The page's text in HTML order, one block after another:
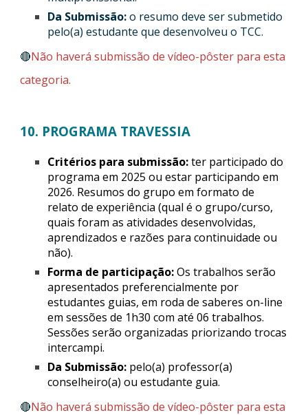
Da Submissão:o resumo deve ser submetido
pelo(a) estudante que desenvolveu o TCC.
🔴Não haverá submissão de vídeo-pôster para esta
categoria.
10. PROGRAMA TRAVESSIA
Critérios para submissão:ter participado do
programa em 2025 ou estar participando em
2026. Resumos do grupo em formato de
relato de experiência (qual é o grupo/curso,
quais foram as atividades desenvolvidas,
aprendizados e razões para continuidade ou
não).
Forma de participação:Os trabalhos serão
apresentados preferencialmente por
estudantes guias, em roda de saberes on-line
em sessões de 1h30 com até 06 trabalhos.
Sessões serão organizadas priorizando trocas
intercampi.
Da Submissão: pelo(a) professor(a)
conselheiro(a) ou estudante guia.
🔴Não haverá submissão de vídeo-pôster para esta